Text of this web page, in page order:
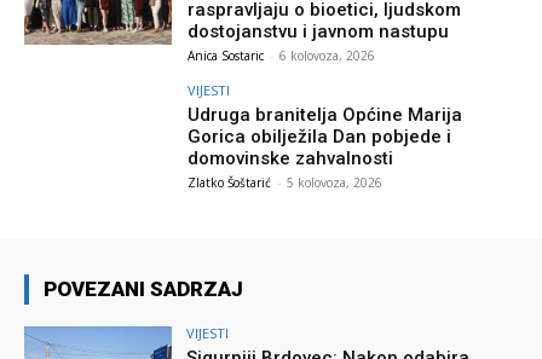
raspravljaju o bioetici, ljudskom
dostojanstvu i javnom nastupu
Anica Sostaric - 6 kolovoza, 2026
VIJESTI
Udruga branitelja Općine Marija
Gorica obilježila Dan pobjede i
domovinske zahvalnosti
Zlatko Šoštarić - 5 kolovoza, 2026
POVEZANI SADRZAJ
VIJESTI